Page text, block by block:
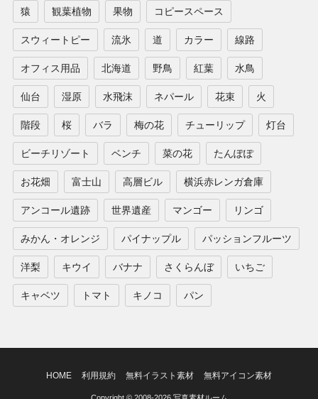
猿 観葉植物 果物 コピースペース
スウィートピー 流氷 道 カラー 線路
オフィス用品 北海道 野鳥 紅葉 水鳥
仙台 湿原 水飛沫 ネパール 花束 火
階段 桜 バラ 梅の花 チューリップ 灯台
ビーチリゾート ベンチ 菜の花 たんぽぽ
お花畑 富士山 高層ビル 横浜赤レンガ倉庫
アンコール遺跡 世界遺産 マンゴー リンゴ
みかん・オレンジ パイナップル パッションフルーツ
洋梨 キウイ バナナ さくらんぼ いちご
キャベツ トマト キノコ パン
HOME 利用規約 無料イラスト素材 無料アイコン素材